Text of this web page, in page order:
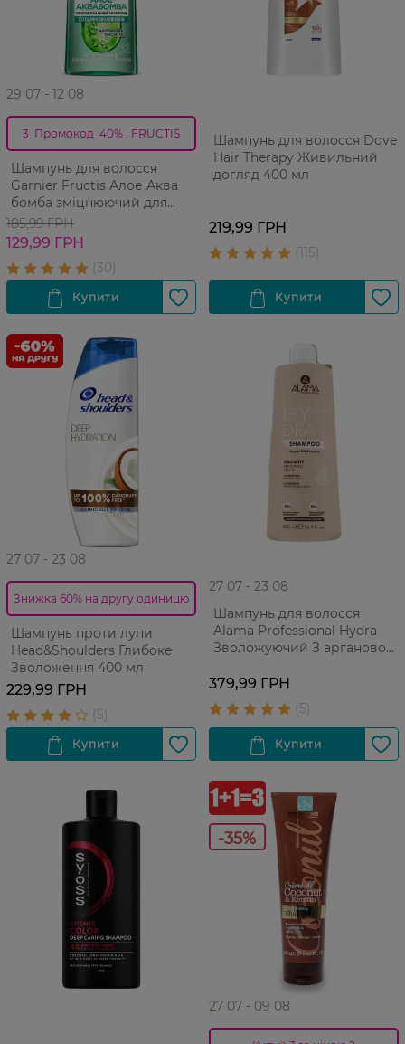
29 07 - 12 08
3_Промокод_40%_ FRUCTIS
Шампунь для волосся
Garnier Fructis Алое Аква
бомба зміцнюючий для
нормального волосся 400
мл
185,99 ГРН
129,99 ГРН
Шампунь для волосся Dove
Hair Therapy Живильний
догляд 400 мл
219,99 ГРН
27 07 - 23 08
Знижка 60% на другу одиницю
Шампунь проти лупи
Head&Shoulders Глибоке
Зволоження 400 мл
229,99 ГРН
27 07 - 23 08
Шампунь для волосся
Alama Professional Hydra
Зволожуючий З аргановою
500 мл
379,99 ГРН
-35%
27 07 - 09 08